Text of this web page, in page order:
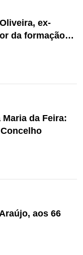
ex-
da formação
da Feira:
Concelho
aos 66